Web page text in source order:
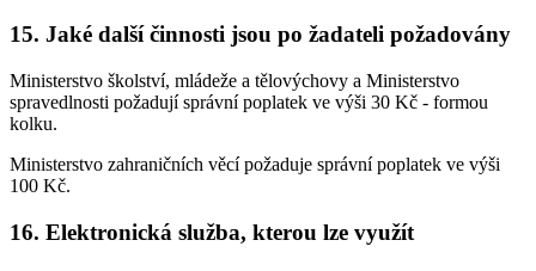
15. Jaké další činnosti jsou po žadateli požadovány
Ministerstvo školství, mládeže a tělovýchovy a Ministerstvo
spravedlnosti požadují správní poplatek ve výši 30 Kč - formou
kolku.
Ministerstvo zahraničních věcí požaduje správní poplatek ve výši
100 Kč.
16. Elektronická služba, kterou lze využít